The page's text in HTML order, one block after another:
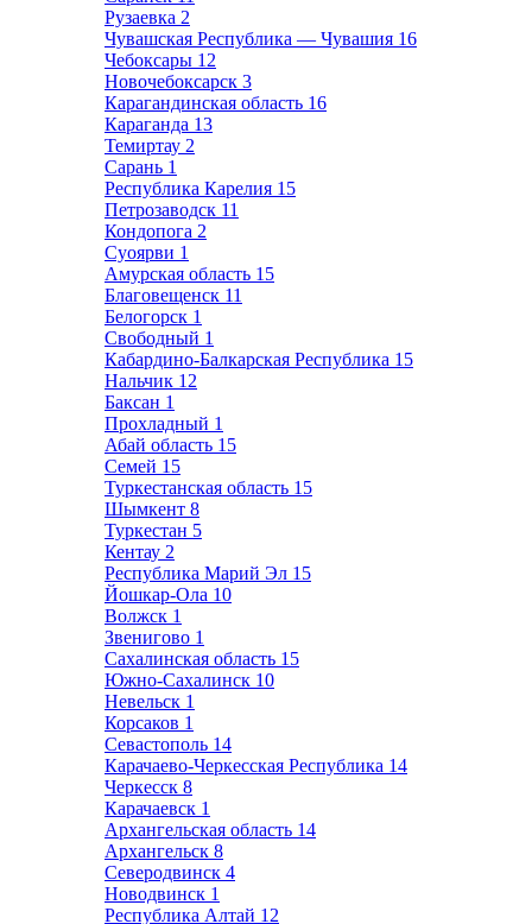
Рузаевка 2
Чувашская Республика — Чувашия 16
Чебоксары 12
Новочебоксарск 3
Карагандинская область 16
Караганда 13
Темиртау 2
Сарань 1
Республика Карелия 15
Петрозаводск 11
Кондопога 2
Суоярви 1
Амурская область 15
Благовещенск 11
Белогорск 1
Свободный 1
Кабардино-Балкарская Республика 15
Нальчик 12
Баксан 1
Прохладный 1
Абай область 15
Семей 15
Туркестанская область 15
Шымкент 8
Туркестан 5
Кентау 2
Республика Марий Эл 15
Йошкар-Ола 10
Волжск 1
Звенигово 1
Сахалинская область 15
Южно-Сахалинск 10
Невельск 1
Корсаков 1
Севастополь 14
Карачаево-Черкесская Республика 14
Черкесск 8
Карачаевск 1
Архангельская область 14
Архангельск 8
Северодвинск 4
Новодвинск 1
Республика Алтай 12